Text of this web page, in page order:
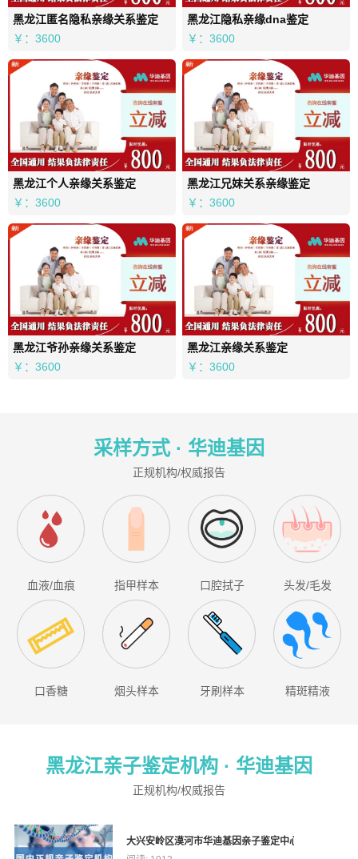
黑龙江匿名隐私亲缘关系鉴定
￥：3600
黑龙江隐私亲缘dna鉴定
￥：3600
黑龙江个人亲缘关系鉴定
￥：3600
黑龙江兄妹关系亲缘鉴定
￥：3600
黑龙江爷孙亲缘关系鉴定
￥：3600
黑龙江亲缘关系鉴定
￥：3600
采样方式 · 华迪基因
正规机构/权威报告
血液/血痕 指甲样本 口腔拭子 头发/毛发
口香糖 烟头样本 牙刷样本 精斑精液
黑龙江亲子鉴定机构 · 华迪基因
正规机构/权威报告
大兴安岭区漠河市华迪基因亲子鉴定中心